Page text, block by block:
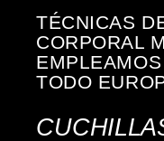
TÉCNICAS
CORPORAL
TODO